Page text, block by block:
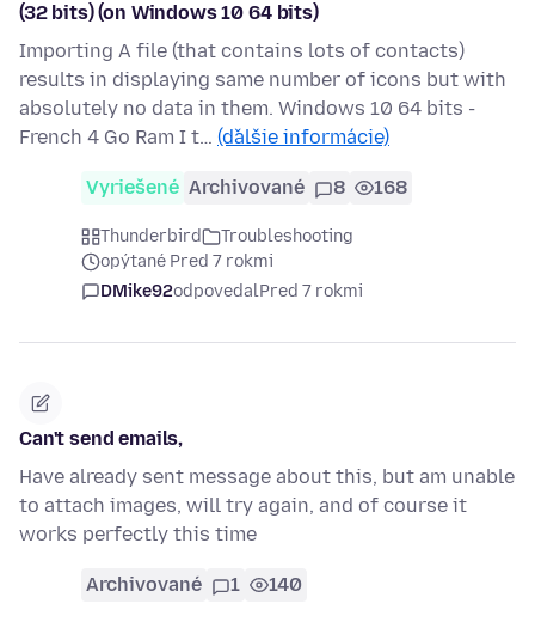
(32 bits) (on Windows 10 64 bits)
Importing A file (that contains lots of contacts)
results in displaying same number of icons but with
absolutely no data in them. Windows 10 64 bits -
French 4 Go Ram I t… (ďalšie informácie)
Vyriešené Archivované 8 168
Thunderbird
Troubleshooting
opýtané Pred 7 rokmi
DMike92odpovedalPred 7 rokmi
Can't send emails,
Have already sent message about this, but am unable
to attach images, will try again, and of course it
works perfectly this time
Archivované 1 140